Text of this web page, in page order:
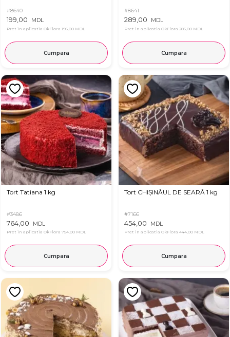
#8640
199,00 MDL
Pret in aplicatia OkFlora 195,00 MDL
Cumpara
#8641
289,00 MDL
Pret in aplicatia OkFlora 285,00 MDL
Cumpara
Tort Tatiana 1 kg
#3486
764,00 MDL
Pret in aplicatia OkFlora 754,00 MDL
Cumpara
Tort CHIȘINĂUL DE SEARĂ 1 kg
#7166
454,00 MDL
Pret in aplicatia OkFlora 444,00 MDL
Cumpara